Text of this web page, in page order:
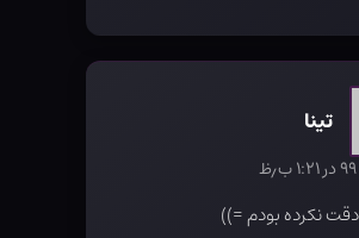
تینا
نکرده بودم =))